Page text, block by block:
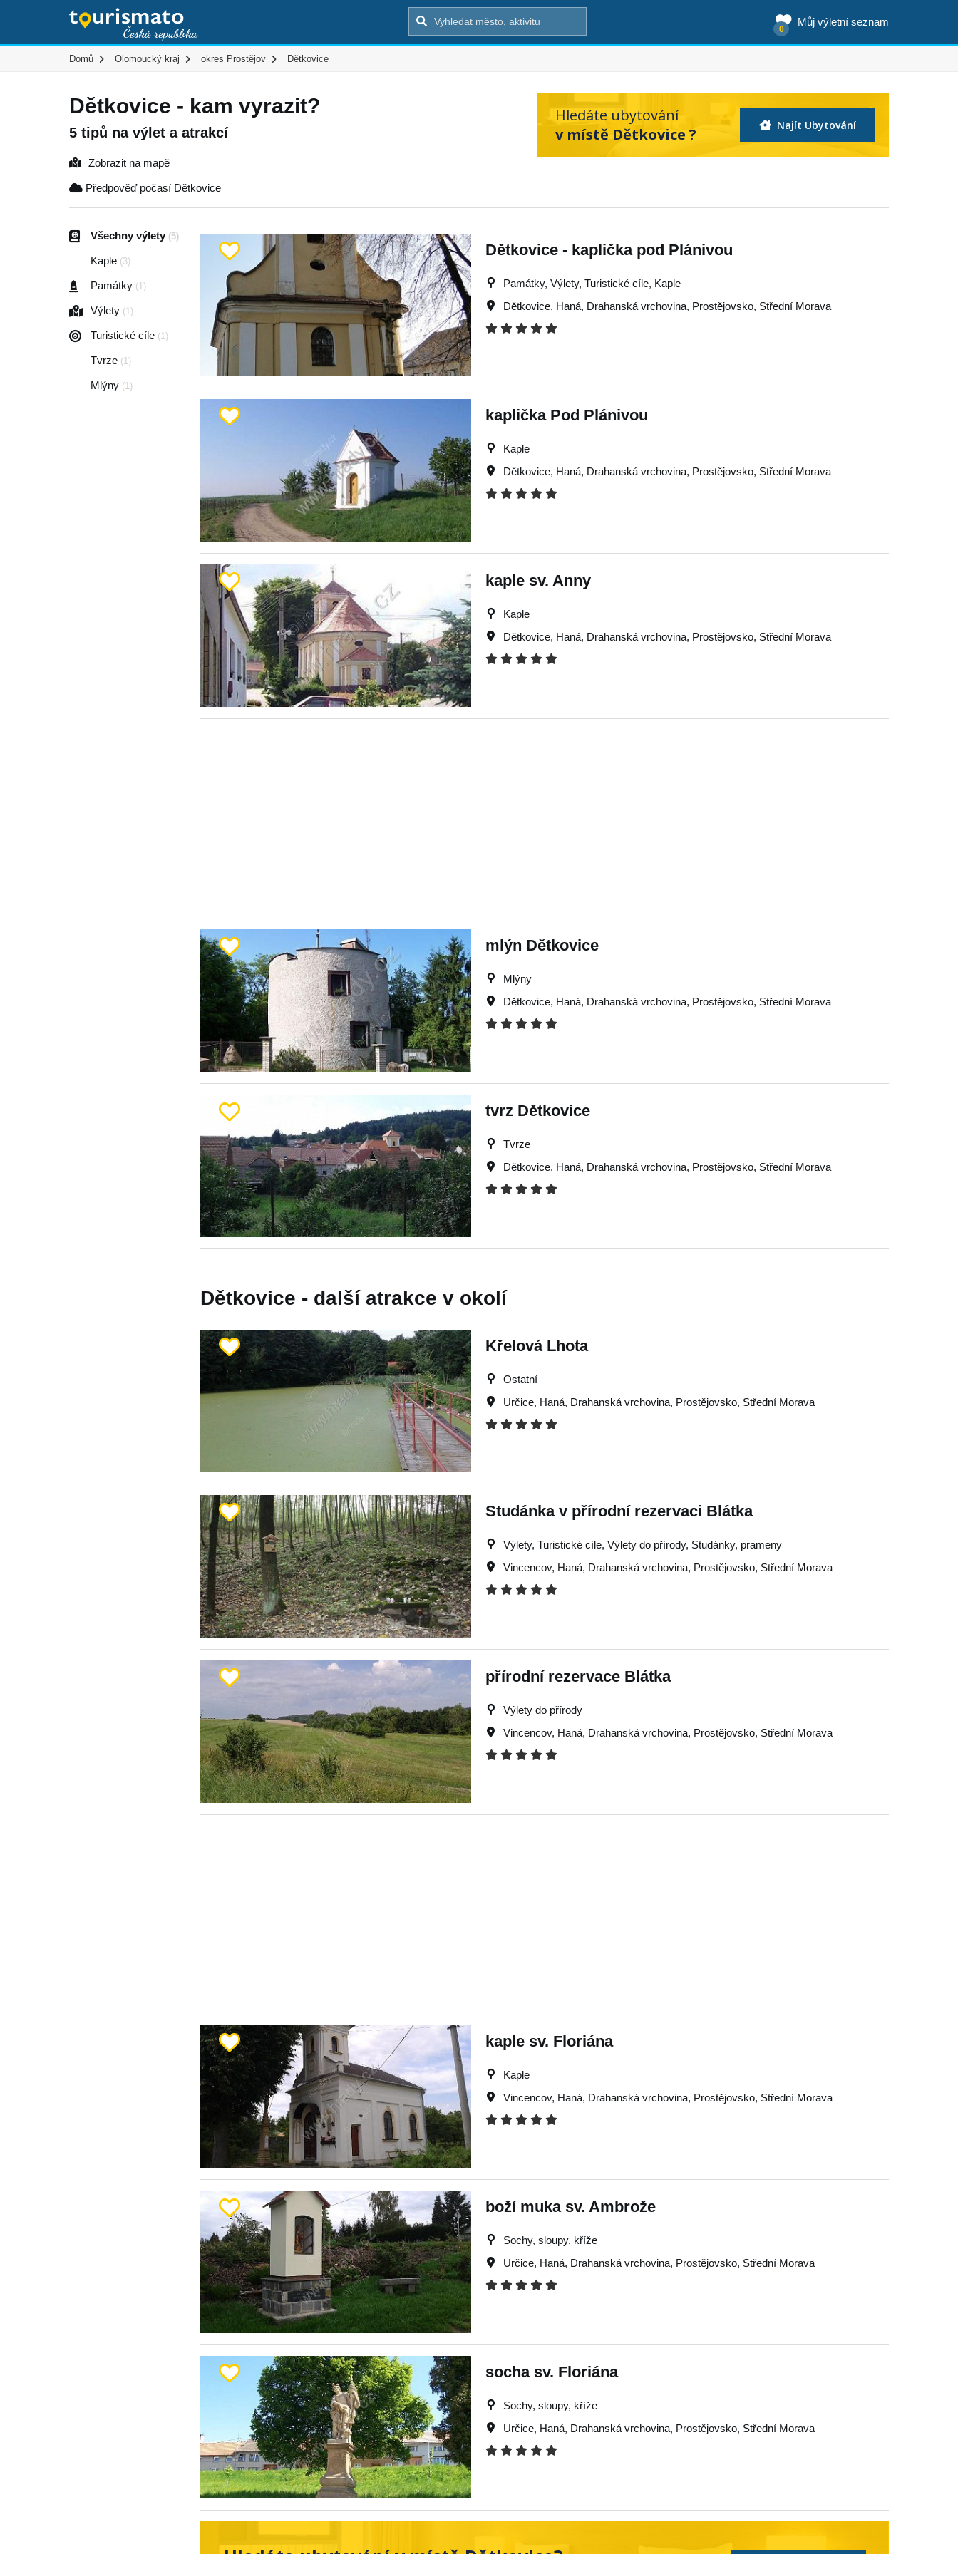
Můj výletní seznam
0
Domů Olomoucký kraj okres Prostějov Dětkovice
Dětkovice - kam vyrazit?
5 tipů na výlet a atrakcí
Hledáte ubytování
v místě Dětkovice ?
Najít Ubytování
Zobrazit na mapě
Předpověď počasí Dětkovice
Všechny výlety (5)
Kaple (3)
Památky (1)
Výlety (1)
Turistické cíle (1)
Tvrze (1)
Mlýny (1)
Dětkovice - kaplička pod Plánivou
Památky, Výlety, Turistické cíle, Kaple
Dětkovice, Haná, Drahanská vrchovina, Prostějovsko, Střední Morava
kaplička Pod Plánivou
Kaple
Dětkovice, Haná, Drahanská vrchovina, Prostějovsko, Střední Morava
kaple sv. Anny
Kaple
Dětkovice, Haná, Drahanská vrchovina, Prostějovsko, Střední Morava
mlýn Dětkovice
Mlýny
Dětkovice, Haná, Drahanská vrchovina, Prostějovsko, Střední Morava
tvrz Dětkovice
Tvrze
Dětkovice, Haná, Drahanská vrchovina, Prostějovsko, Střední Morava
Dětkovice - další atrakce v okolí
Křelová Lhota
Ostatní
Určice, Haná, Drahanská vrchovina, Prostějovsko, Střední Morava
Studánka v přírodní rezervaci Blátka
Výlety, Turistické cíle, Výlety do přírody, Studánky, prameny
Vincencov, Haná, Drahanská vrchovina, Prostějovsko, Střední Morava
přírodní rezervace Blátka
Výlety do přírody
Vincencov, Haná, Drahanská vrchovina, Prostějovsko, Střední Morava
kaple sv. Floriána
Kaple
Vincencov, Haná, Drahanská vrchovina, Prostějovsko, Střední Morava
boží muka sv. Ambrože
Sochy, sloupy, kříže
Určice, Haná, Drahanská vrchovina, Prostějovsko, Střední Morava
socha sv. Floriána
Sochy, sloupy, kříže
Určice, Haná, Drahanská vrchovina, Prostějovsko, Střední Morava